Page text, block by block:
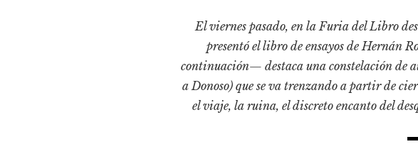
El viernes pasado, en la Furia del Libro
presentó el libro de ensayos de Hernán
continuación— destaca una constelación de
a Donoso) que se va trenzando a partir de
el viaje, la ruina, el discreto encanto del